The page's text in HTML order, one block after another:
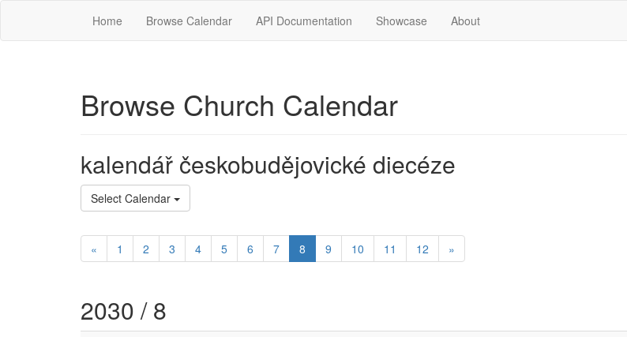
Home Browse Calendar API Documentation Showcase About
Browse Church Calendar
kalendář českobudějovické diecéze
Select Calendar
« 1 2 3 4 5 6 7 8 9 10 11 12 »
2030 / 8